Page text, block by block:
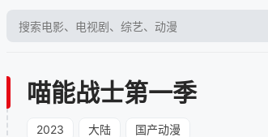
喵能战士第一季
2023 大陆 国产动漫